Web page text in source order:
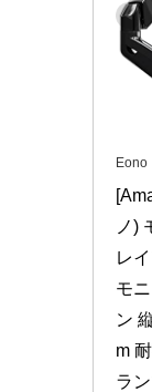
Eono
ノ)
レ
モ
ン
m
ラ